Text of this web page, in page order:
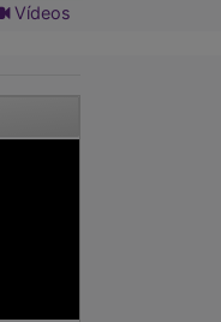
Vídeos